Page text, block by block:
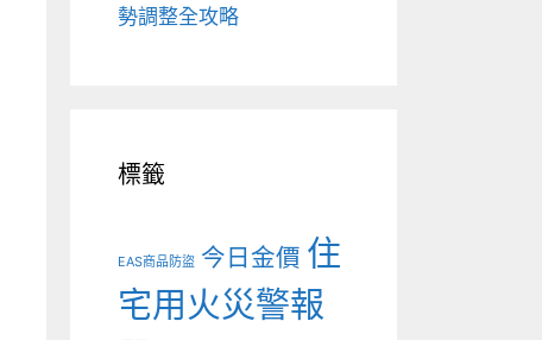
勢調整全攻略
標籤
EAS商品防盜 今日金價 住
宅用火災警報